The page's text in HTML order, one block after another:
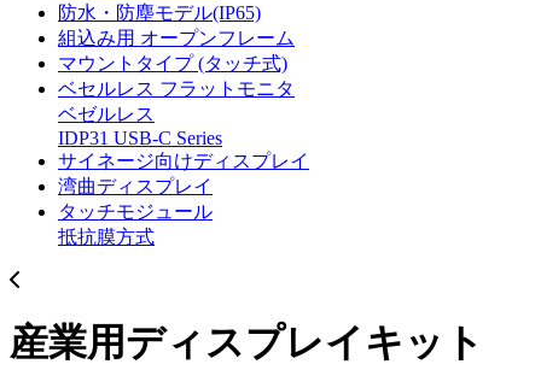
防水・防塵モデル(IP65)
組込み用 オープンフレーム
マウントタイプ (タッチ式)
ベセルレス フラットモニタ
ベゼルレス
IDP31 USB-C Series
サイネージ向けディスプレイ
湾曲ディスプレイ
タッチモジュール
抵抗膜方式
産業用ディスプレイキット